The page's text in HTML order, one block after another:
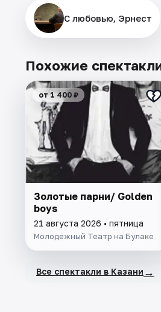
С любовью, Эрнест
Похожие
от 1 400 ₽
Золотые парни/ Golden
boys
21 августа 2026 • пятница
Молодежный Театр на Булаке
Все спектакли в Казани →